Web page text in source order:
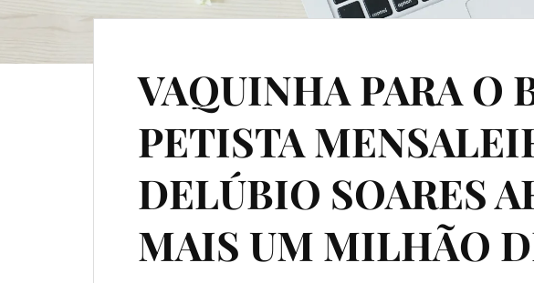
VAQUINHA PARA O
PETISTA
DELÚBIO SOARES
MAIS UM MILHÃO